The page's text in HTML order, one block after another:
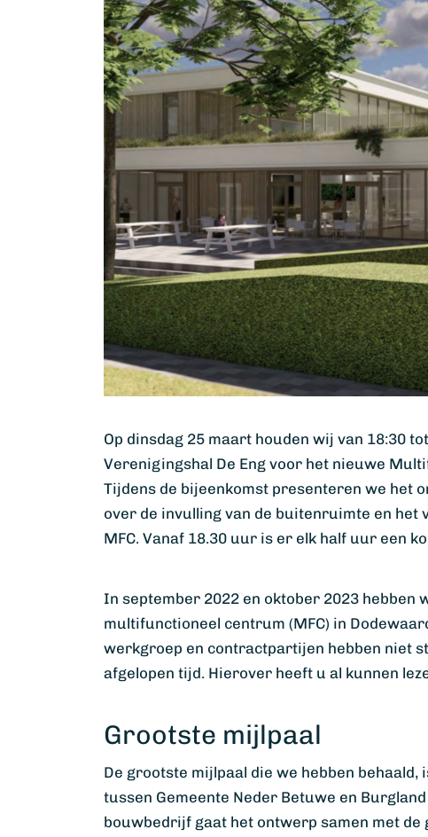
Op dinsdag 25 maart houden wij van 18:30
Verenigingshal De Eng voor het nieuwe
Tijdens de bijeenkomst presenteren we het
over de invulling van de buitenruimte en het
MFC. Vanaf 18.30 uur is er elk half uur een
In september 2022 en oktober 2023 hebben
multifunctioneel centrum (MFC) in
werkgroep en contractpartijen hebben niet
afgelopen tijd. Hierover heeft u al kunnen
Grootste mijlpaal
De grootste mijlpaal die we hebben
tussen Gemeente Neder Betuwe en
bouwbedrijf gaat het ontwerp samen met